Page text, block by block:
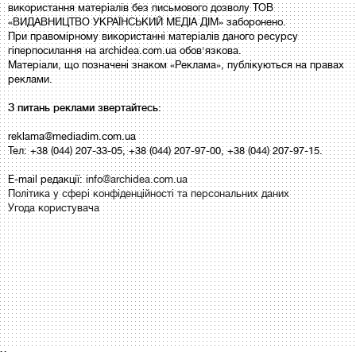
використання матеріалів без письмового дозволу ТОВ
«ВИДАВНИЦТВО УКРАЇНСЬКИЙ МЕДІА ДІМ» заборонено.
При правомірному використанні матеріалів даного ресурсу
гіперпосилання на archidea.com.ua обов'язкова.
Матеріали, що позначені знаком «Реклама», публікуються на правах
реклами.
З питань реклами звертайтесь:
reklama@mediadim.com.ua
Тел: +38 (044) 207-33-05, +38 (044) 207-97-00, +38 (044) 207-97-15.
E-mail редакції:info@archidea.com.ua
Політика у сфері конфіденційності та персональних даних
Угода користувача